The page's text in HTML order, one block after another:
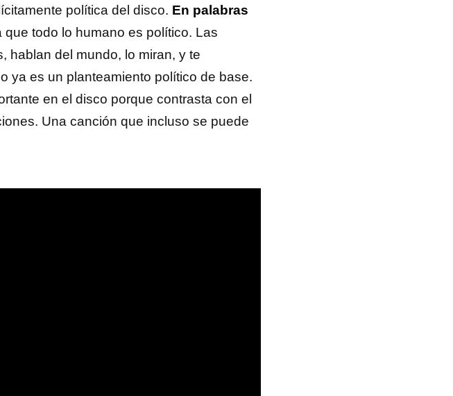
política del disco. En palabras
que todo lo humano es político. Las
hablan del mundo, lo miran, y te
ya es un planteamiento político de base.
en el disco porque contrasta con el
Una canción que incluso se puede